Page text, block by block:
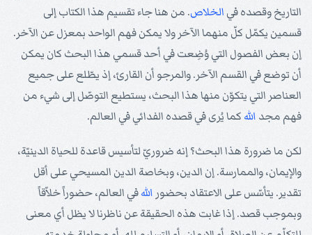
التاريخ وقصده في الخلاص. من هنا جاء تقسيم هذا الكتاب إلى
قسمين يكمّل كلّ منهما الآخر ولا يمكن فهم الواحد بمعزل عن الآخر.
إن بعض الفصول التي وُضِعت في أحد قسمي هذا البحث كان يمكن
أن توضع في القسم الآخر. والمرجو أن القارئ، إذ يطّلع على جميع
العناصر التي يتكوّن منها هذا البحث، يستطيع التوصّل إلى شيء من
فهم مجد الله كما يُرى في قصده الفدائي في العالم.
لكن ما ضرورة هذا البحث؟ إنه ضروريّ لتأسيس قاعدة للحياة الدينيّة،
والإيمان، والممارسة. إن الدين، وبخاصة الدين المسيحي على أقل
تقدير. يتأسّس على الاعتقاد بحضور اللهفي العالم، حضوراً خلاّقاً
وبموجب قصد. إذا غابت هذه الحقيقة عن ناظرنا لا يظل أي معنى